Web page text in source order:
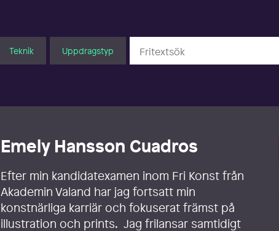
Teknik Uppdragstyp
Emely Hansson Cuadros
Efter min kandidatexamen inom Fri Konst från
Akademin Valand har jag fortsatt min
konstnärliga karriär och fokuserat främst på
illustration och prints. Jag frilansar samtidigt